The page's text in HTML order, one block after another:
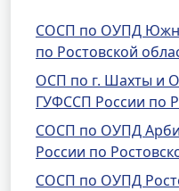
СОСП по ОУПД
по Ростовской
ОСП по г. Шахты и
ГУФССП России по
СОСП по ОУПД
России по
СОСП по ОУПД